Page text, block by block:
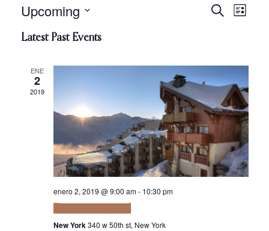
and
SearchList
Upcoming
date.
Latest Past Events
ENE
2
2019
enero 2, 2019 @ 9:00 am- 10:30 pm
New York340 w 50th st, New York